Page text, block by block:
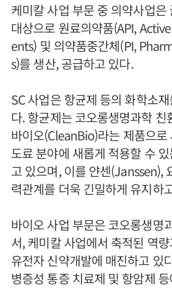
케미칼 사업 부문 중 의약사업
대상으로 원료의약품(API,
ents) 및 의약품중간체(PI,
s)를 생산, 공급하고 있다.
SC 사업은 항균제 등의 화학소
다. 항균제는 코오롱생명과학
바이오(CleanBio)라는 제품으
도료 분야에 새롭게 적용할 수
고 있으며, 이를 얀센(Janssen),
력관계를 더욱 긴밀하게 유지하
바이오 사업 부문은 코오롱생명
서, 케미칼 사업에서 축적된 역
유전자 신약개발에 매진하고 있
병증성 통증 치료제 및 항암제